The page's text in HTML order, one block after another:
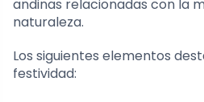
andinas relacionadas con la
naturaleza.
Los siguientes elementos
festividad: